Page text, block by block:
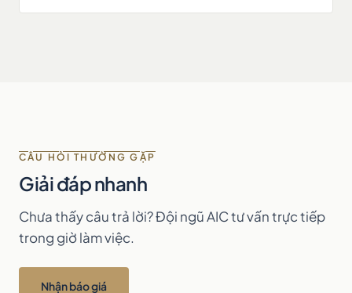
CÂU HỎI THƯỜNG GẶP
Giải đáp nhanh
Chưa thấy câu trả lời? Đội ngũ AIC tư vấn trực tiếp
trong giờ làm việc.
Nhận báo giá